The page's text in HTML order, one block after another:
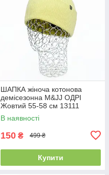
ШАПКА жіноча котонова
демісезонна M&JJ ОДРІ
Жовтий 55-58 см 13111
В наявності
150 ₴ 499 ₴
Купити